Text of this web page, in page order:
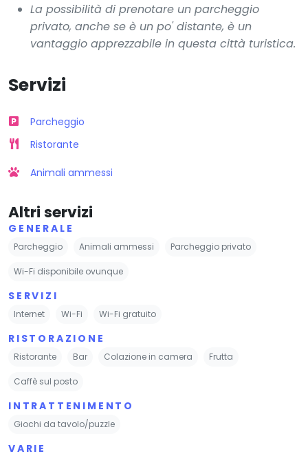
La possibilità di prenotare un parcheggio
privato, anche se è un po' distante, è un
vantaggio apprezzabile in questa città turistica.
Servizi
Parcheggio
Ristorante
Animali ammessi
Altri servizi
GENERALE
Parcheggio Animali ammessi Parcheggio privato
Wi-Fi disponibile ovunque
SERVIZI
Internet Wi-Fi Wi-Fi gratuito
RISTORAZIONE
Ristorante Bar Colazione in camera Frutta
Caffè sul posto
INTRATTENIMENTO
Giochi da tavolo/puzzle
VARIE